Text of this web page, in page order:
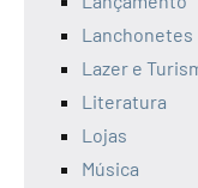
Lanchonetes
Lazer e
Literatura
Lojas
Música